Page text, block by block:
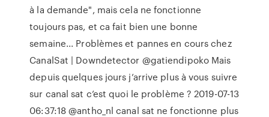
à la demande", mais cela ne fonctionne
toujours pas, et ca fait bien une bonne
semaine... Problèmes et pannes en cours chez
CanalSat | Downdetector @gatiendipoko Mais
depuis quelques jours j’arrive plus à vous suivre
sur canal sat c’est quoi le problème ? 2019-07-13
06:37:18 @antho_nl canal sat ne fonctionne plus